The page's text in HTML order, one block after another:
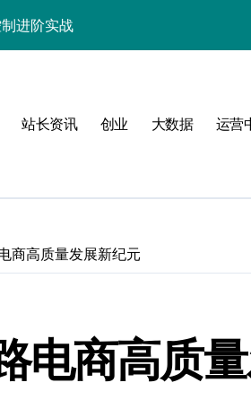
进阶实战
发科技新技巧
据库新境界
排技术实战精要
驱动性能优化
站长资讯 创业 大数据 运营
商高质量发展新纪元
电商高质